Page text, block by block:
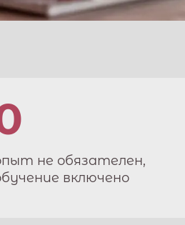
не обязателен,
включено